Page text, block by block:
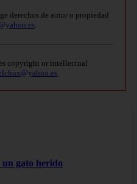
derechos de autor o propiedad
.
copyright or intellectual
.
gato herido